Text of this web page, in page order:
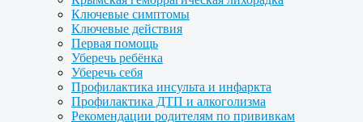
Ключевые симптомы
Ключевые действия
Первая помощь
Уберечь ребёнка
Уберечь себя
Профилактика инсульта и инфаркта
Профилактика ДТП и алкоголизма
Рекомендации родителям по прививкам